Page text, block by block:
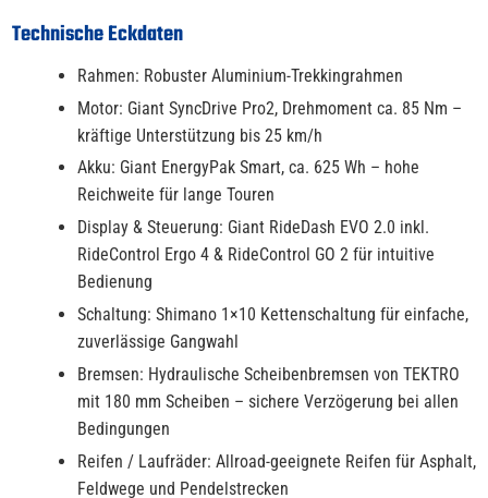
Technische Eckdaten
Rahmen: Robuster Aluminium-Trekkingrahmen
Motor: Giant SyncDrive Pro2, Drehmoment ca. 85 Nm –
kräftige Unterstützung bis 25 km/h
Akku: Giant EnergyPak Smart, ca. 625 Wh – hohe
Reichweite für lange Touren
Display & Steuerung: Giant RideDash EVO 2.0 inkl.
RideControl Ergo 4 & RideControl GO 2 für intuitive
Bedienung
Schaltung: Shimano 1×10 Kettenschaltung für einfache,
zuverlässige Gangwahl
Bremsen: Hydraulische Scheibenbremsen von TEKTRO
mit 180 mm Scheiben – sichere Verzögerung bei allen
Bedingungen
Reifen / Laufräder: Allroad-geeignete Reifen für Asphalt,
Feldwege und Pendelstrecken